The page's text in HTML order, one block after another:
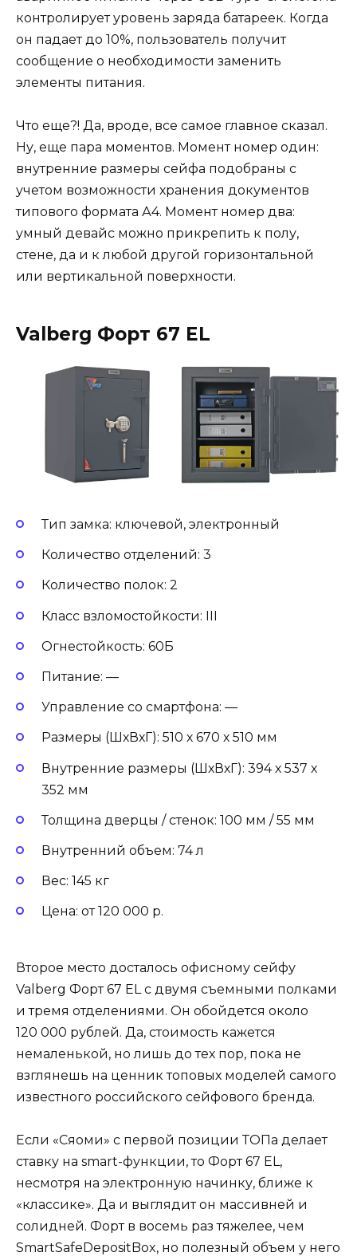
контролирует уровень заряда батареек. Когда
он падает до 10%, пользователь получит
сообщение о необходимости заменить
элементы питания.
Что еще?! Да, вроде, все самое главное сказал.
Ну, еще пара моментов. Момент номер один:
внутренние размеры сейфа подобраны с
учетом возможности хранения документов
типового формата А4. Момент номер два:
умный девайс можно прикрепить к полу,
стене, да и к любой другой горизонтальной
или вертикальной поверхности.
Valberg Форт 67 EL
Тип замка: ключевой, электронный
Количество отделений: 3
Количество полок: 2
Класс взломостойкости: III
Огнестойкость: 60Б
Питание: —
Управление со смартфона: —
Размеры (ШхВхГ): 510 х 670 х 510 мм
Внутренние размеры (ШхВхГ): 394 х 537 х
352 мм
Толщина дверцы / стенок: 100 мм / 55 мм
Внутренний объем: 74 л
Вес: 145 кг
Цена: от 120 000 р.
Второе место досталось офисному сейфу
Valberg Форт 67 EL с двумя съемными полками
и тремя отделениями. Он обойдется около
120 000 рублей. Да, стоимость кажется
немаленькой, но лишь до тех пор, пока не
взглянешь на ценник топовых моделей самого
известного российского сейфового бренда.
Если «Сяоми» с первой позиции ТОПа делает
ставку на smart-функции, то Форт 67 EL,
несмотря на электронную начинку, ближе к
«классике». Да и выглядит он массивней и
солидней. Форт в восемь раз тяжелее, чем
SmartSafeDepositBox, но полезный объем у него